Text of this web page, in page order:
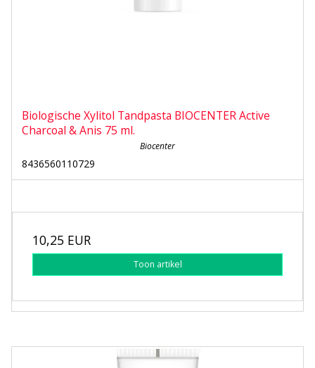
Biologische Xylitol Tandpasta BIOCENTER Active
Charcoal & Anis 75 ml.
Biocenter
8436560110729
10,25 EUR
Toon artikel